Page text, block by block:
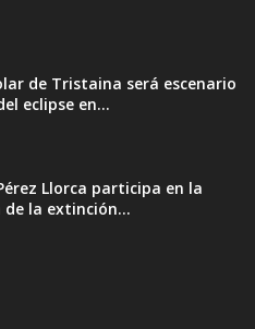
de Tristaina será escenario
eclipse en...
Llorca participa en la
la extinción...